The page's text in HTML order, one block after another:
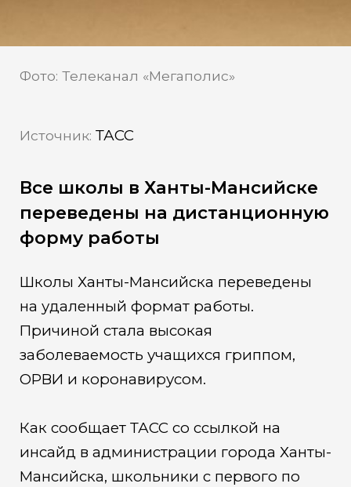
Фото: Телеканал «Мегаполис»
Источник: ТАСС
Все школы в Ханты-Мансийске
переведены на дистанционную
форму работы
Школы Ханты-Мансийска переведены
на удаленный формат работы.
Причиной стала высокая
заболеваемость учащихся гриппом,
ОРВИ и коронавирусом.
Как сообщает ТАСС со ссылкой на
инсайд в администрации города Ханты-
Мансийска, школьники с первого по